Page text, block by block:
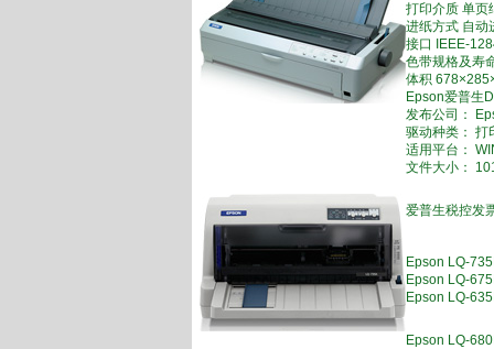
打印介质 单页
进纸方式 自动
接口 IEEE-
色带规格及寿
体积
Epson爱普生
发布公司：
驱动种类： 打
适用平台：
文件大小：
爱普生税控发
Epson LQ-
Epson LQ-
Epson LQ-
Epson LQ-